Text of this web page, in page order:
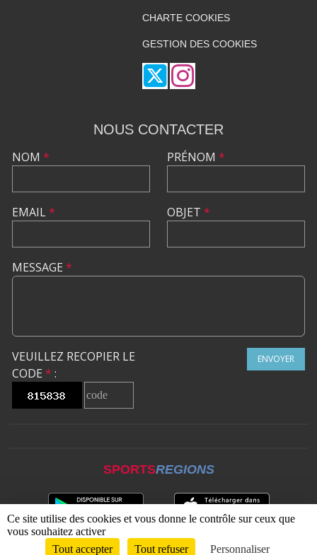
CHARTE COOKIES
GESTION DES COOKIES
NOUS CONTACTER
NOM *
EMAIL*
PRÉNOM *
OBJET *
MESSAGE *
VEUILLEZ RECOPIER LE
CODE * :
ENVOYER
SPORTSREGIONS
Envie de participer ? CONNEXION
Ce site utilise des cookies et vous donne le contrôle sur ceux que
vous souhaitez activer
Tout accepter
Tout refuser Personnaliser